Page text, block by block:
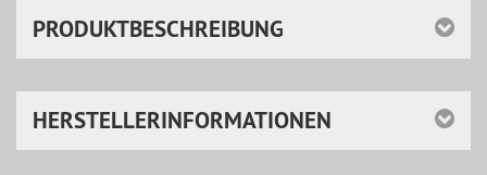
PRODUKTBESCHREIBUNG
HERSTELLERINFORMATIONEN